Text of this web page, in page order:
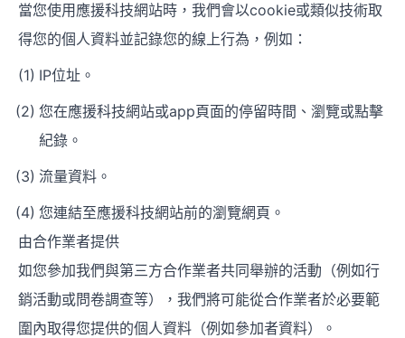
當您使用應援科技網站時，我們會以cookie或類似技術取
得您的個人資料並記錄您的線上行為，例如：
IP位址。
您在應援科技網站或app頁面的停留時間、瀏覽或點擊
紀錄。
流量資料。
您連結至應援科技網站前的瀏覽網頁。
由合作業者提供
如您參加我們與第三方合作業者共同舉辦的活動（例如行
銷活動或問卷調查等），我們將可能從合作業者於必要範
圍內取得您提供的個人資料（例如參加者資料）。